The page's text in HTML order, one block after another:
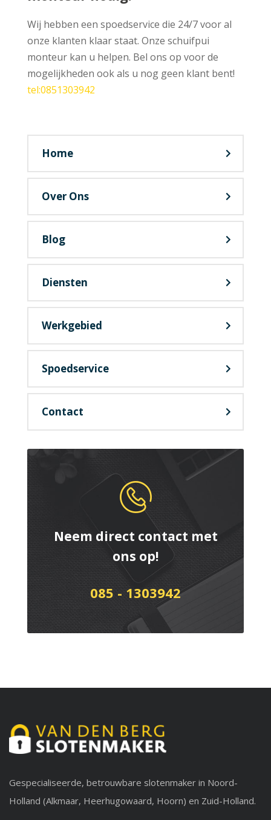
Wij hebben een spoedservice die 24/7 voor al
onze klanten klaar staat. Onze schuifpui
monteur kan u helpen. Bel ons op voor de
mogelijkheden ook als u nog geen klant bent!
tel:0851303942
Home
Over Ons
Blog
Diensten
Werkgebied
Spoedservice
Contact
Neem direct contact met
ons op!
085 - 1303942
Gespecialiseerde, betrouwbare slotenmaker in Noord-
Holland (Alkmaar, Heerhugowaard, Hoorn) en Zuid-Holland.